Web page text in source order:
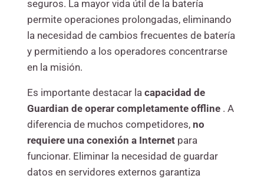
seguros. La mayor vida útil de la batería
permite operaciones prolongadas, eliminando
la necesidad de cambios frecuentes de batería
y permitiendo a los operadores concentrarse
en la misión.
Es importante destacar la capacidad de
Guardian de operar completamente offline. A
diferencia de muchos competidores, no
requiere una conexión a Internetpara
funcionar. Eliminar la necesidad de guardar
datos en servidores externos garantiza